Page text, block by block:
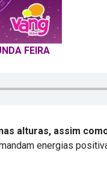
FEIRA
alturas, assim
energias